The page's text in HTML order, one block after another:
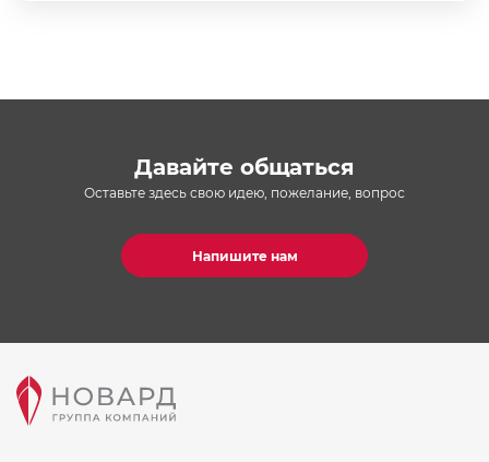
Давайте общаться
Оставьте здесь свою идею, пожелание, вопрос
Напишите нам